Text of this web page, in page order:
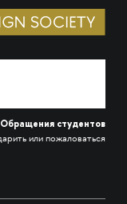
Обращения студентов
или пожаловаться